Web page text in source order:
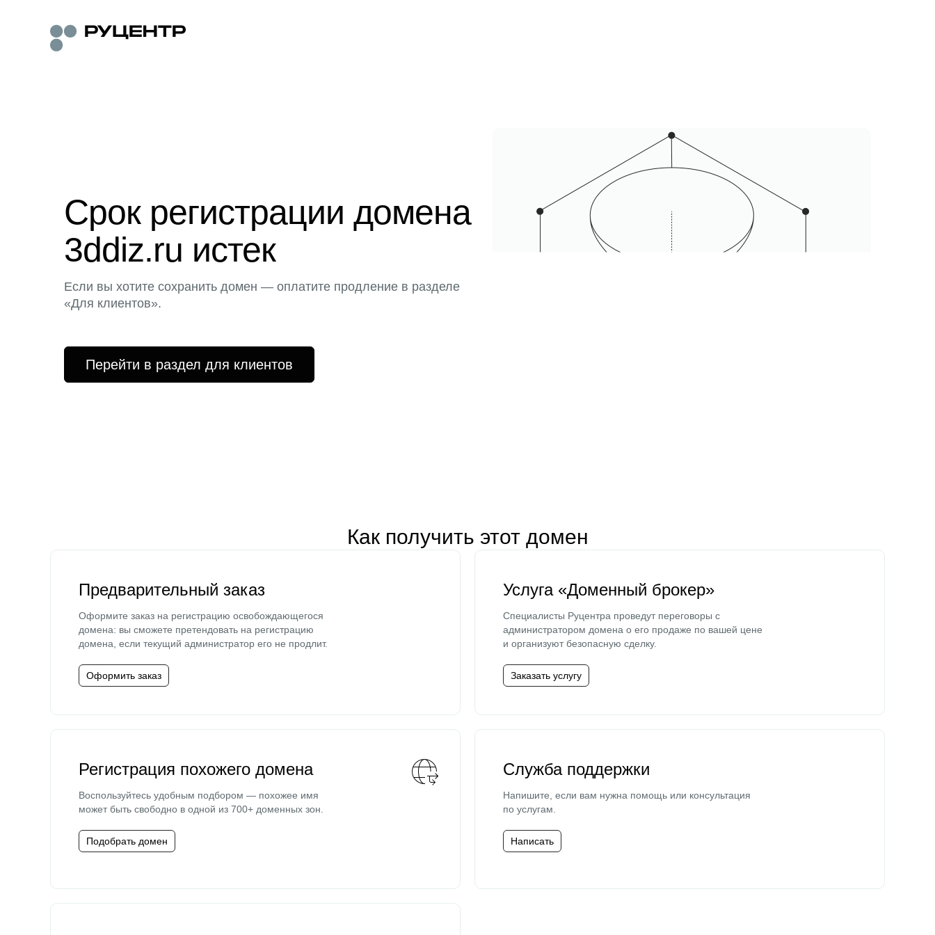
Срок регистрации домена
3ddiz.ru истек
Если вы хотите сохранить домен — оплатите продление в разделе
«Для клиентов».
Перейти в раздел для клиентов
Как получить этот домен
Предварительный заказ
Оформите заказ на регистрацию освобождающегося
домена: вы сможете претендовать на регистрацию
домена, если текущий администратор его не продлит.
Оформить заказ
Услуга «Доменный брокер»
Специалисты Руцентра проведут переговоры с
администратором домена о его продаже по вашей цене
и организуют безопасную сделку.
Заказать услугу
Регистрация похожего домена
Воспользуйтесь удобным подбором — похожее имя
может быть свободно в одной из 700+ доменных зон.
Подобрать домен
Служба поддержки
Напишите, если вам нужна помощь или консультация
по услугам.
Написать